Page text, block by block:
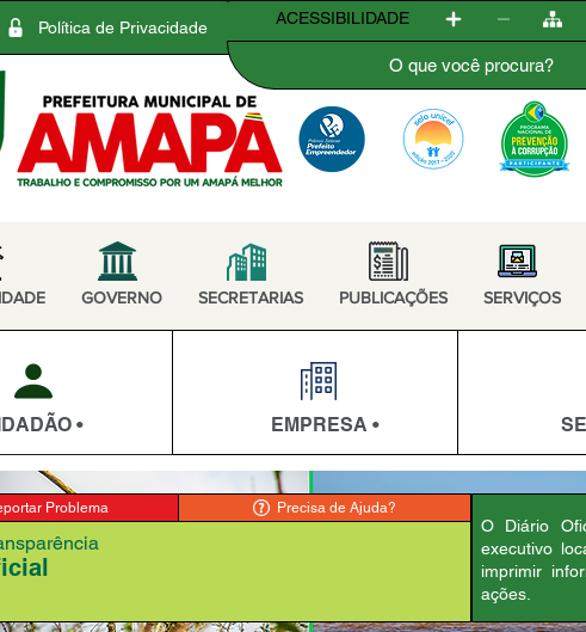
Política de Privacidade ACESSIBILIDADE
GOVERNO SECRETARIAS PUBLICAÇÕES SERVIÇOS
• EMPRESA •
Problema Precisa de Ajuda?
O Diário
executivo
imprimir
ações.